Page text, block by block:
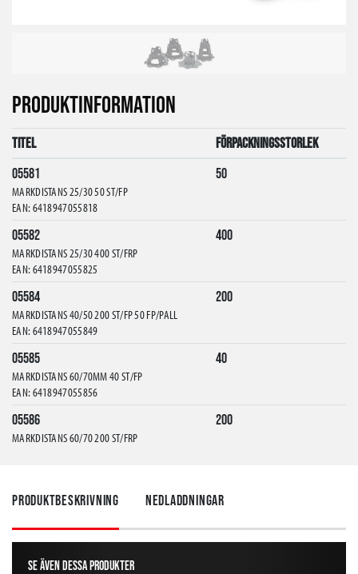
PRODUKTINFORMATION
Titel
Förpackningsstorlek
05581
MARKDISTANS 25/30 50 ST/FP
EAN: 6418947055818
50
05582
MARKDISTANS 25/30 400 ST/FRP
EAN: 6418947055825
400
05584
MARKDISTANS 40/50 200 ST/FP 50 FP/PALL
EAN: 6418947055849
200
05585
MARKDISTANS 60/70MM 40 ST/FP
EAN: 6418947055856
40
05586
MARKDISTANS 60/70 200 ST/FRP
200
MARKDISTANS 90/100MM 40ST
05588
MARKDISTANS 90/100 150 ST/FRP
150
Produktbeskrivning Nedladdningar
Se även dessa produkter